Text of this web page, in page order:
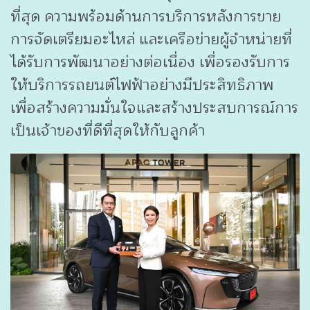
ที่สุด ความพร้อมด้านการบริการหลังการขาย
การจัดเตรียมอะไหล่ และเครือข่ายผู้จำหน่ายที่
ได้รับการพัฒนาอย่างต่อเนื่อง เพื่อรองรับการ
ให้บริการรถยนต์ไฟฟ้าอย่างมีประสิทธิภาพ
เพื่อสร้างความมั่นใจและสร้างประสบการณ์การ
เป็นเจ้าของที่ดีที่สุดให้กับลูกค้า